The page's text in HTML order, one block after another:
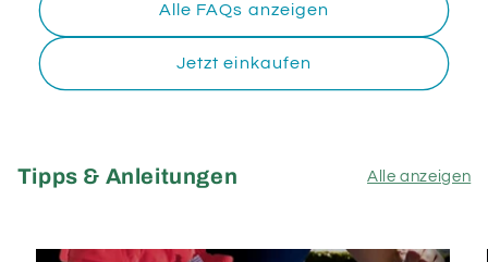
Alle FAQs anzeigen
Jetzt einkaufen
Tipps & Anleitungen Alle anzeigen